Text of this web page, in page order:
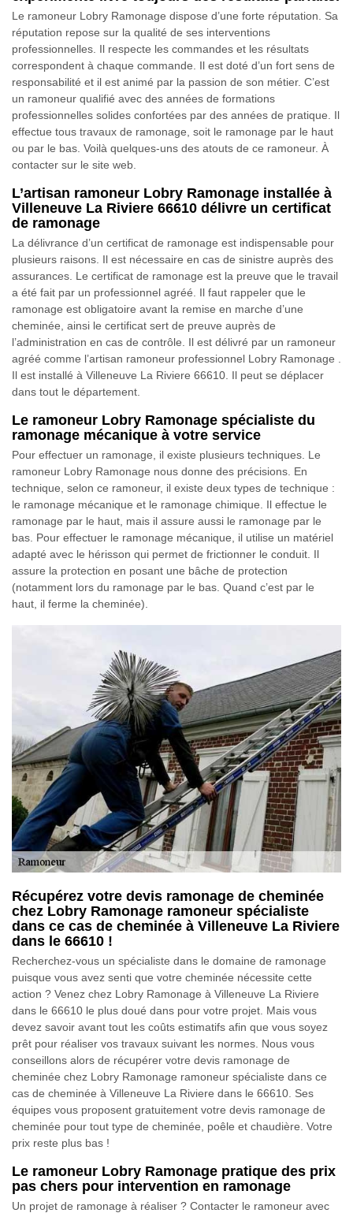
Le ramoneur Lobry Ramonage dispose d’une forte réputation. Sa
réputation repose sur la qualité de ses interventions
professionnelles. Il respecte les commandes et les résultats
correspondent à chaque commande. Il est doté d’un fort sens de
responsabilité et il est animé par la passion de son métier. C’est
un ramoneur qualifié avec des années de formations
professionnelles solides confortées par des années de pratique. Il
effectue tous travaux de ramonage, soit le ramonage par le haut
ou par le bas. Voilà quelques-uns des atouts de ce ramoneur. À
contacter sur le site web.
L’artisan ramoneur Lobry Ramonage installée à
Villeneuve La Riviere 66610 délivre un certificat
de ramonage
La délivrance d’un certificat de ramonage est indispensable pour
plusieurs raisons. Il est nécessaire en cas de sinistre auprès des
assurances. Le certificat de ramonage est la preuve que le travail
a été fait par un professionnel agréé. Il faut rappeler que le
ramonage est obligatoire avant la remise en marche d’une
cheminée, ainsi le certificat sert de preuve auprès de
l’administration en cas de contrôle. Il est délivré par un ramoneur
agréé comme l’artisan ramoneur professionnel Lobry Ramonage .
Il est installé à Villeneuve La Riviere 66610. Il peut se déplacer
dans tout le département.
Le ramoneur Lobry Ramonage spécialiste du
ramonage mécanique à votre service
Pour effectuer un ramonage, il existe plusieurs techniques. Le
ramoneur Lobry Ramonage nous donne des précisions. En
technique, selon ce ramoneur, il existe deux types de technique :
le ramonage mécanique et le ramonage chimique. Il effectue le
ramonage par le haut, mais il assure aussi le ramonage par le
bas. Pour effectuer le ramonage mécanique, il utilise un matériel
adapté avec le hérisson qui permet de frictionner le conduit. Il
assure la protection en posant une bâche de protection
(notamment lors du ramonage par le bas. Quand c’est par le
haut, il ferme la cheminée).
Récupérez votre devis ramonage de cheminée
chez Lobry Ramonage ramoneur spécialiste
dans ce cas de cheminée à Villeneuve La Riviere
dans le 66610 !
Recherchez-vous un spécialiste dans le domaine de ramonage
puisque vous avez senti que votre cheminée nécessite cette
action ? Venez chez Lobry Ramonage à Villeneuve La Riviere
dans le 66610 le plus doué dans pour votre projet. Mais vous
devez savoir avant tout les coûts estimatifs afin que vous soyez
prêt pour réaliser vos travaux suivant les normes. Nous vous
conseillons alors de récupérer votre devis ramonage de
cheminée chez Lobry Ramonage ramoneur spécialiste dans ce
cas de cheminée à Villeneuve La Riviere dans le 66610. Ses
équipes vous proposent gratuitement votre devis ramonage de
cheminée pour tout type de cheminée, poêle et chaudière. Votre
prix reste plus bas !
Le ramoneur Lobry Ramonage pratique des prix
pas chers pour intervention en ramonage
Un projet de ramonage à réaliser ? Contacter le ramoneur avec